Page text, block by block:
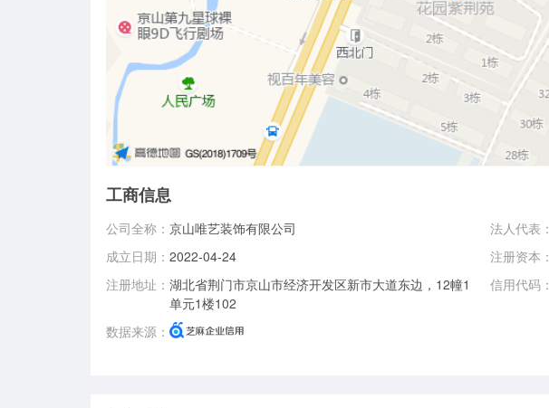
工商信息
公司全称：京山唯艺装饰有限公司
成立日期：2022-04-24
注册地址：湖北省荆门市京山市经济开发区新市大道东边，12幢1
单元1楼102
数据来源：
法人代表：
注册资本：
信用代码：